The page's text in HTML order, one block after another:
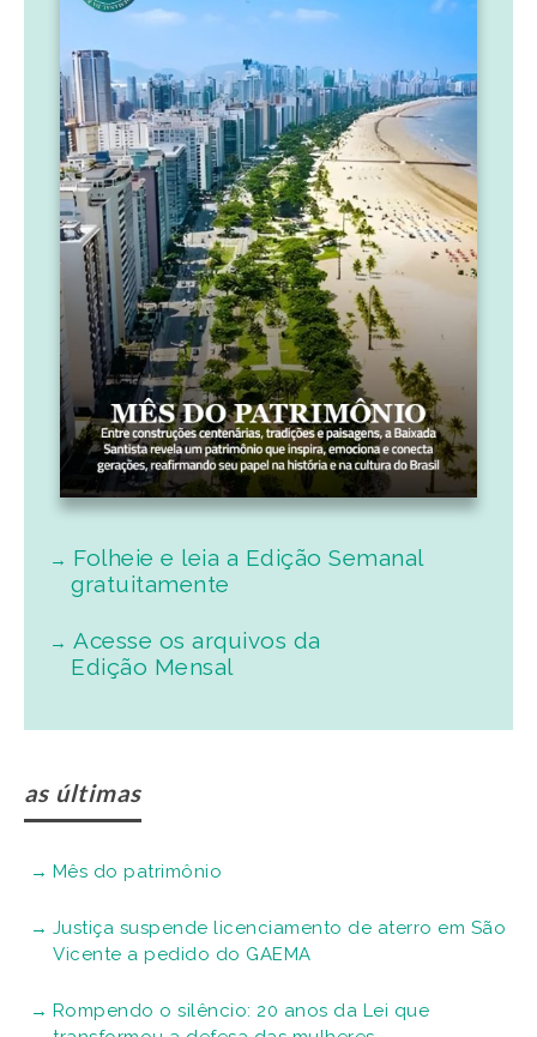
Folheie e leia a Edição Semanal
gratuitamente
Acesse os arquivos da
Edição Mensal
as últimas
Mês do patrimônio
Justiça suspende licenciamento de aterro em São
Vicente a pedido do GAEMA
Rompendo o silêncio: 20 anos da Lei que